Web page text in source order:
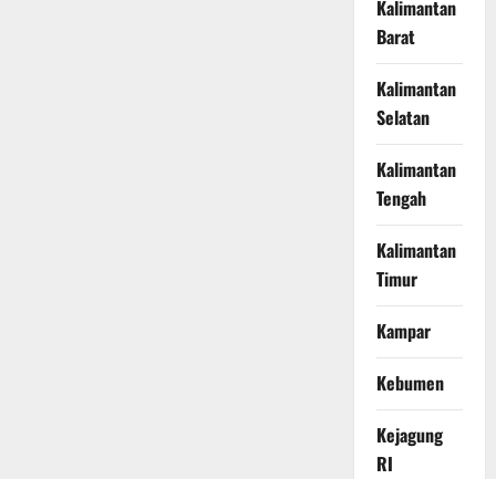
Kalimantan
Barat
Kalimantan
Selatan
Kalimantan
Tengah
Kalimantan
Timur
Kampar
Kebumen
Kejagung
RI